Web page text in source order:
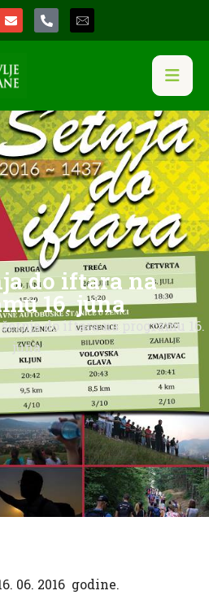
do iftara na
16. juna
do iftara na programu 16.
juna
06. 2016 godine.